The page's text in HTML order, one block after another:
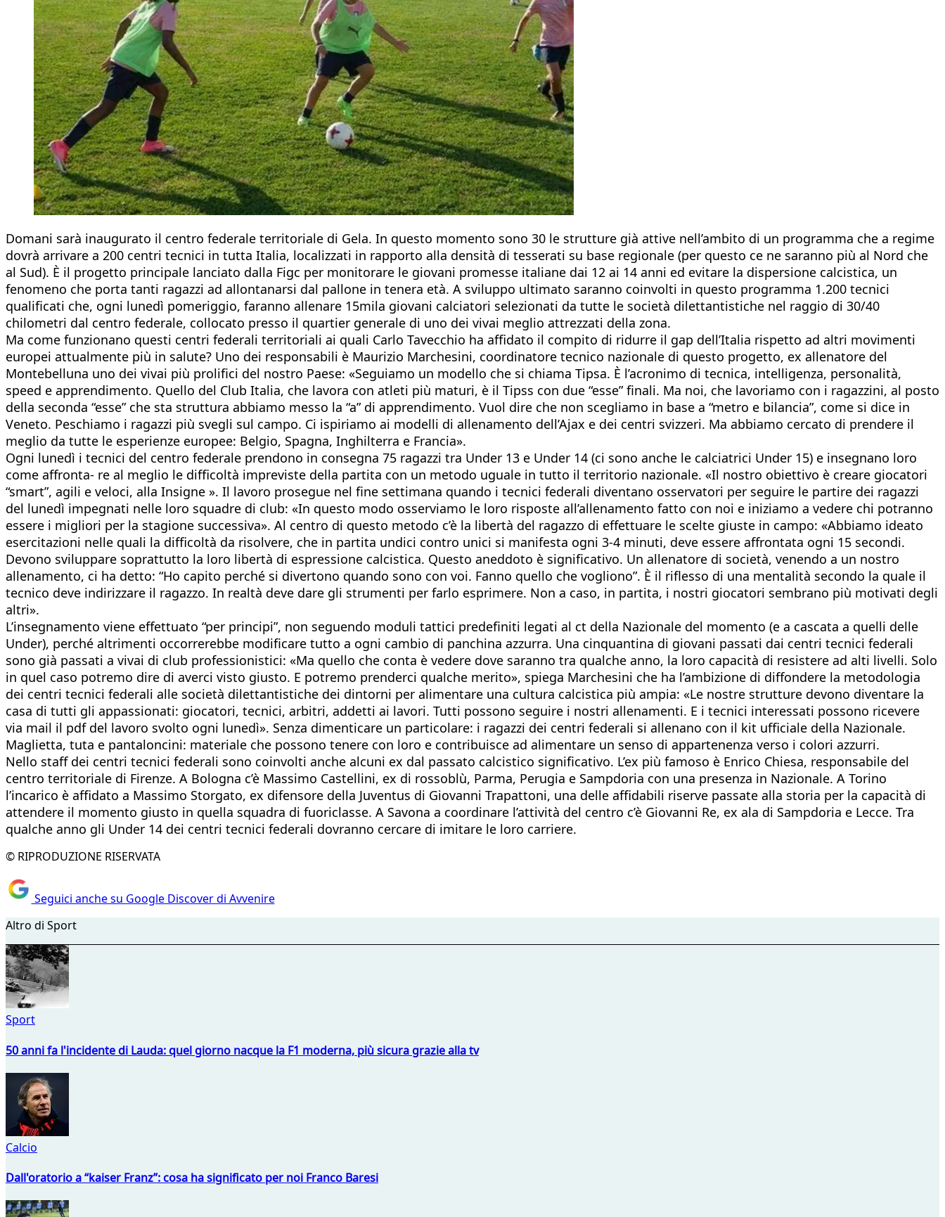
Domani sarà inaugurato il centro federale territoriale di Gela. In questo momento sono 30 le strutture già attive nell’ambito di un programma che a regime
dovrà arrivare a 200 centri tecnici in tutta Italia, localizzati in rapporto alla densità di tesserati su base regionale (per questo ce ne saranno più al Nord che
al Sud). È il progetto principale lanciato dalla Figc per monitorare le giovani promesse italiane dai 12 ai 14 anni ed evitare la dispersione calcistica, un
fenomeno che porta tanti ragazzi ad allontanarsi dal pallone in tenera età. A sviluppo ultimato saranno coinvolti in questo programma 1.200 tecnici
qualificati che, ogni lunedì pomeriggio, faranno allenare 15mila giovani calciatori selezionati da tutte le società dilettantistiche nel raggio di 30/40
chilometri dal centro federale, collocato presso il quartier generale di uno dei vivai meglio attrezzati della zona.
Ma come funzionano questi centri federali territoriali ai quali Carlo Tavecchio ha affidato il compito di ridurre il gap dell’Italia rispetto ad altri movimenti
europei attualmente più in salute? Uno dei responsabili è Maurizio Marchesini, coordinatore tecnico nazionale di questo progetto, ex allenatore del
Montebelluna uno dei vivai più prolifici del nostro Paese: «Seguiamo un modello che si chiama Tipsa. È l’acronimo di tecnica, intelligenza, personalità,
speed e apprendimento. Quello del Club Italia, che lavora con atleti più maturi, è il Tipss con due “esse” finali. Ma noi, che lavoriamo con i ragazzini, al posto
della seconda “esse” che sta struttura abbiamo messo la “a” di apprendimento. Vuol dire che non scegliamo in base a “metro e bilancia”, come si dice in
Veneto. Peschiamo i ragazzi più svegli sul campo. Ci ispiriamo ai modelli di allenamento dell’Ajax e dei centri svizzeri. Ma abbiamo cercato di prendere il
meglio da tutte le esperienze europee: Belgio, Spagna, Inghilterra e Francia».
Ogni lunedì i tecnici del centro federale prendono in consegna 75 ragazzi tra Under 13 e Under 14 (ci sono anche le calciatrici Under 15) e insegnano loro
come affronta- re al meglio le difficoltà impreviste della partita con un metodo uguale in tutto il territorio nazionale. «Il nostro obiettivo è creare giocatori
“smart”, agili e veloci, alla Insigne ». Il lavoro prosegue nel fine settimana quando i tecnici federali diventano osservatori per seguire le partire dei ragazzi
del lunedì impegnati nelle loro squadre di club: «In questo modo osserviamo le loro risposte all’allenamento fatto con noi e iniziamo a vedere chi potranno
essere i migliori per la stagione successiva». Al centro di questo metodo c’è la libertà del ragazzo di effettuare le scelte giuste in campo: «Abbiamo ideato
esercitazioni nelle quali la difficoltà da risolvere, che in partita undici contro unici si manifesta ogni 3-4 minuti, deve essere affrontata ogni 15 secondi.
Devono sviluppare soprattutto la loro libertà di espressione calcistica. Questo aneddoto è significativo. Un allenatore di società, venendo a un nostro
allenamento, ci ha detto: “Ho capito perché si divertono quando sono con voi. Fanno quello che vogliono”. È il riflesso di una mentalità secondo la quale il
tecnico deve indirizzare il ragazzo. In realtà deve dare gli strumenti per farlo esprimere. Non a caso, in partita, i nostri giocatori sembrano più motivati degli
altri».
L’insegnamento viene effettuato “per principi”, non seguendo moduli tattici predefiniti legati al ct della Nazionale del momento (e a cascata a quelli delle
Under), perché altrimenti occorrerebbe modificare tutto a ogni cambio di panchina azzurra. Una cinquantina di giovani passati dai centri tecnici federali
sono già passati a vivai di club professionistici: «Ma quello che conta è vedere dove saranno tra qualche anno, la loro capacità di resistere ad alti livelli. Solo
in quel caso potremo dire di averci visto giusto. E potremo prenderci qualche merito», spiega Marchesini che ha l’ambizione di diffondere la metodologia
dei centri tecnici federali alle società dilettantistiche dei dintorni per alimentare una cultura calcistica più ampia: «Le nostre strutture devono diventare la
casa di tutti gli appassionati: giocatori, tecnici, arbitri, addetti ai lavori. Tutti possono seguire i nostri allenamenti. E i tecnici interessati possono ricevere
via mail il pdf del lavoro svolto ogni lunedì». Senza dimenticare un particolare: i ragazzi dei centri federali si allenano con il kit ufficiale della Nazionale.
Maglietta, tuta e pantaloncini: materiale che possono tenere con loro e contribuisce ad alimentare un senso di appartenenza verso i colori azzurri.
Nello staff dei centri tecnici federali sono coinvolti anche alcuni ex dal passato calcistico significativo. L’ex più famoso è Enrico Chiesa, responsabile del
centro territoriale di Firenze. A Bologna c’è Massimo Castellini, ex di rossoblù, Parma, Perugia e Sampdoria con una presenza in Nazionale. A Torino
l’incarico è affidato a Massimo Storgato, ex difensore della Juventus di Giovanni Trapattoni, una delle affidabili riserve passate alla storia per la capacità di
attendere il momento giusto in quella squadra di fuoriclasse. A Savona a coordinare l’attività del centro c’è Giovanni Re, ex ala di Sampdoria e Lecce. Tra
qualche anno gli Under 14 dei centri tecnici federali dovranno cercare di imitare le loro carriere.
© RIPRODUZIONE RISERVATA
Seguici anche su Google Discover di Avvenire
Altro di Sport
Sport
50 anni fa l'incidente di Lauda: quel giorno nacque la F1 moderna, più sicura grazie alla tv
Calcio
Dall'oratorio a “kaiser Franz”: cosa ha significato per noi Franco Baresi